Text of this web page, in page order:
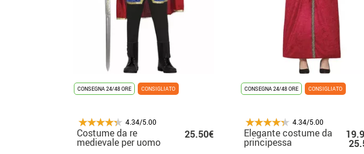
CONSEGNA 24/48 ORE CONSIGLIATO
4.34/5.00
Costume da re
medievale per uomo
25.50€
CONSEGNA 24/48 ORE CONSIGLIATO
4.34/5.00
Elegante costume da
principessa